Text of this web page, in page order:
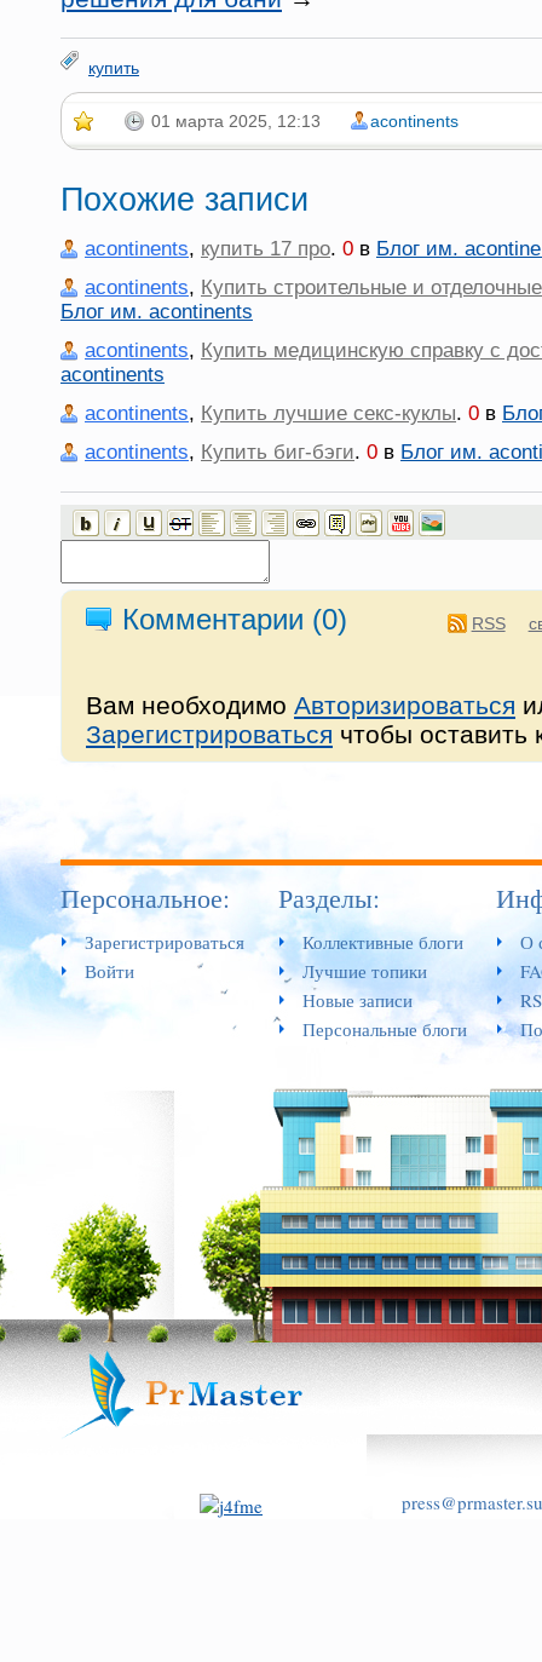
купить
01 марта 2025, 12:13 acontinents
Похожие записи
acontinents, купить 17 про. 0 в Блог им.
acontinents, Купить строительные и
Блог им. acontinents
acontinents, Купить медицинскую справку с
acontinents
acontinents, Купить лучшие секс-куклы. 0 в
acontinents, Купить биг-бэги. 0 в Блог им.
Комментарии (0) RSS
Вам необходимо Авторизироваться
Зарегистрироваться чтобы оставить
Персональное:
Зарегистрироваться
Войти
Разделы:
Коллективные блоги
Лучшие топики
Новые записи
Персональные блоги
О
press@prmaster.su